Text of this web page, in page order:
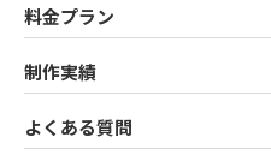
料金プラン
制作実績
よくある質問